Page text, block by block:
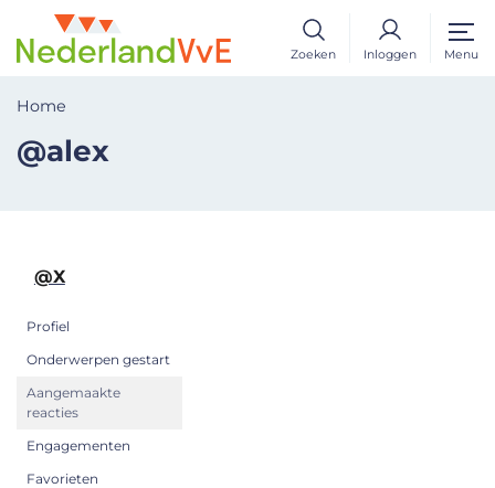
Zoeken Inloggen Menu
Home
@alex
@X
Profiel
Onderwerpen gestart
Aangemaakte
reacties
Engagementen
Favorieten